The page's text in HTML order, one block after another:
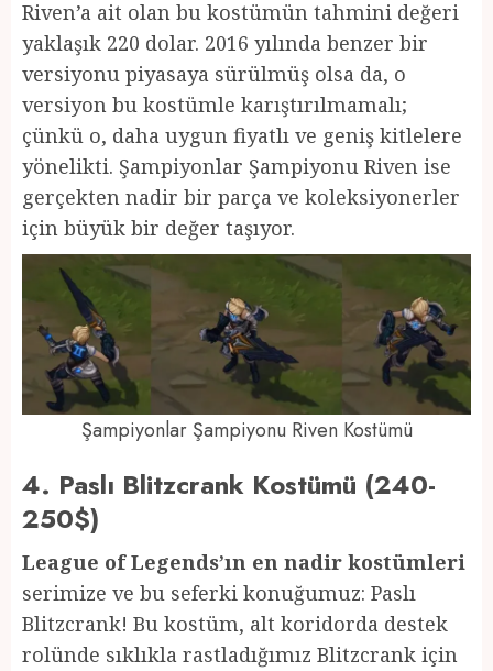
Riven’a ait olan bu kostümün tahmini değeri
yaklaşık 220 dolar. 2016 yılında benzer bir
versiyonu piyasaya sürülmüş olsa da, o
versiyon bu kostümle karıştırılmamalı;
çünkü o, daha uygun fiyatlı ve geniş kitlelere
yönelikti. Şampiyonlar Şampiyonu Riven ise
gerçekten nadir bir parça ve koleksiyonerler
için büyük bir değer taşıyor.
Şampiyonlar Şampiyonu Riven Kostümü
4. Paslı Blitzcrank Kostümü (240-
250$)
League of Legends’ın en nadir kostümleri
serimize ve bu seferki konuğumuz: Paslı
Blitzcrank! Bu kostüm, alt koridorda destek
rolünde sıklıkla rastladığımız Blitzcrank için